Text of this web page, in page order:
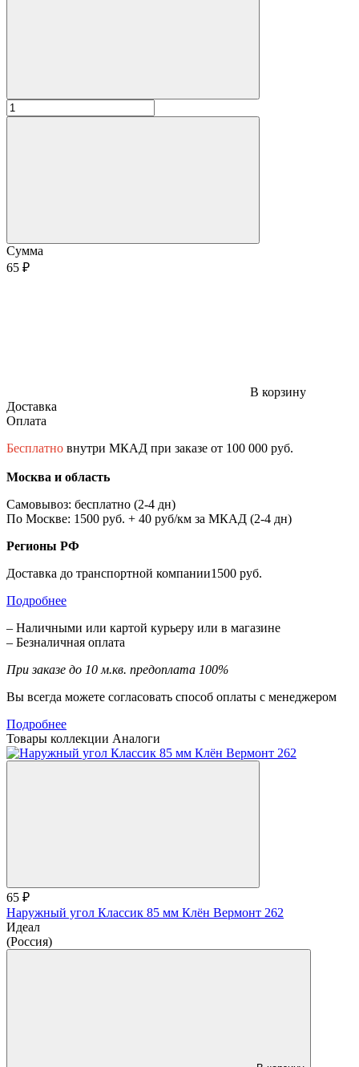
Сумма
65 ₽
В корзину
Доставка
Оплата
Бесплатно внутри МКАД при заказе от 100 000 руб.
Москва и область
Самовывоз: бесплатно (2-4 дн)
По Москве: 1500 руб. + 40 руб/км за МКАД (2-4 дн)
Регионы РФ
Доставка до транспортной компании1500 руб.
Подробнее
– Наличными или картой курьеру или в магазине
– Безналичная оплата
При заказе до 10 м.кв. предоплата 100%
Вы всегда можете согласовать способ оплаты с менеджером
Подробнее
Товары коллекции Аналоги
65 ₽
Наружный угол Классик 85 мм Клён Вермонт 262
Идеал
(Россия)